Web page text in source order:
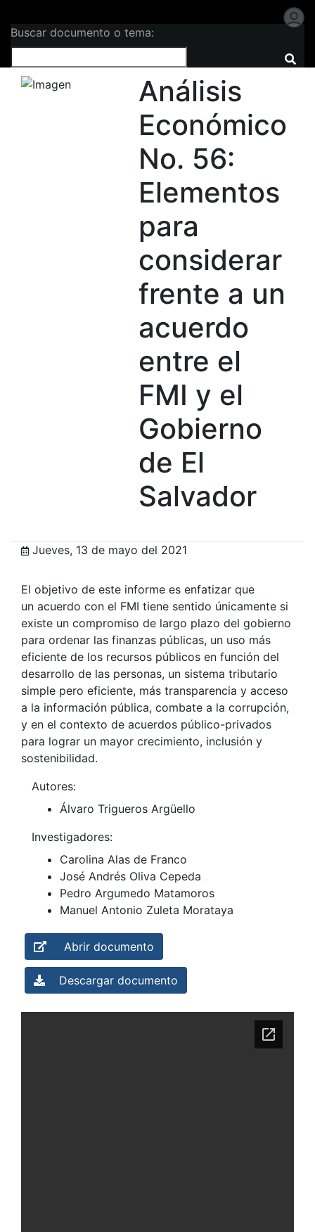
Buscar documento o tema:
Análisis
Económico
No. 56:
Elementos
para
considerar
frente a un
acuerdo
entre el
FMI y el
Gobierno
de El
Salvador
Jueves, 13 de mayo del 2021
El objetivo de este informe es enfatizar que
un acuerdo con el FMI tiene sentido únicamente si
existe un compromiso de largo plazo del gobierno
para ordenar las finanzas públicas, un uso más
eficiente de los recursos públicos en función del
desarrollo de las personas, un sistema tributario
simple pero eficiente, más transparencia y acceso
a la información pública, combate a la corrupción,
y en el contexto de acuerdos público-privados
para lograr un mayor crecimiento, inclusión y
sostenibilidad.
Autores:
Álvaro Trigueros Argüello
Investigadores:
Carolina Alas de Franco
José Andrés Oliva Cepeda
Pedro Argumedo Matamoros
Manuel Antonio Zuleta Morataya
Abrir documento
Descargar documento